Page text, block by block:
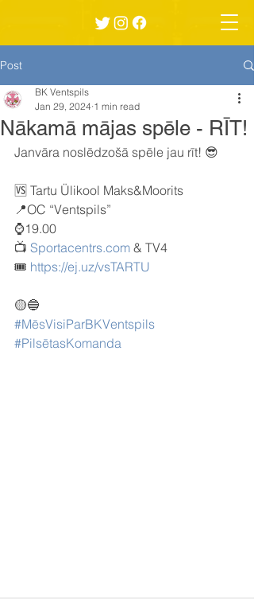
Post
Nākamā mājas spēle - RĪT!
BK Ventspils
Jan 29, 2024 1 min read
Janvāra noslēdzošā spēle jau rīt! 😎
🆚 Tartu Ülikool Maks&Moorits
📍OC “Ventspils”
⌚️19.00
📺 Sportacentrs.com & TV4
🎟️ https://ej.uz/vsTARTU
🟡🔵
#MēsVisiParBKVentspils
#PilsētasKomanda